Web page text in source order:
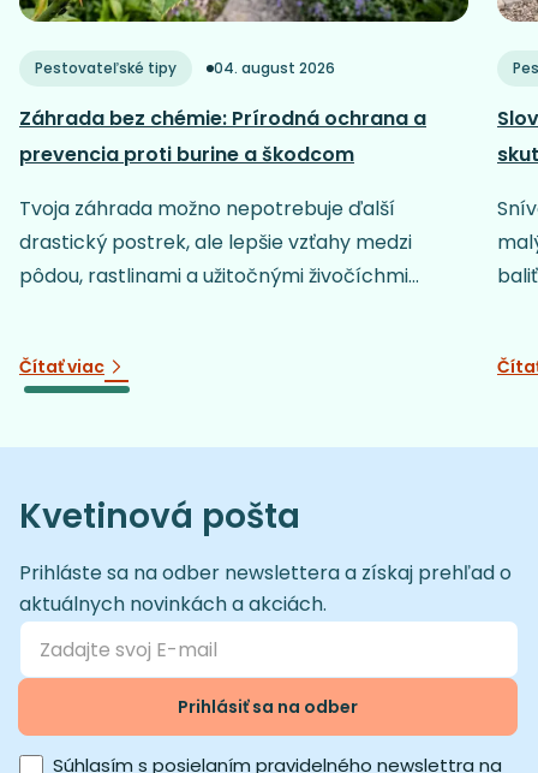
Pestovateľské tipy 04. august 2026
Záhrada bez chémie: Prírodná ochrana a
prevencia proti burine a škodcom
Tvoja záhrada možno nepotrebuje ďalší
drastický postrek, ale lepšie vzťahy medzi
pôdou, rastlinami a užitočnými živočíchmi...
Čítať viac
Kvetinová pošta
Prihláste sa na odber newslettera a získaj prehľad o
aktuálnych novinkách a akciách.
Prihlásiť sa na odber
Súhlasím s posielaním pravidelného newslettra na